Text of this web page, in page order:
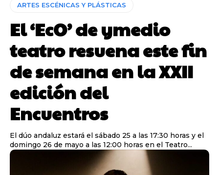
ARTES ESCÉNICAS Y PLÁSTICAS
El ‘EcO’ de ymedio
teatro resuena este fin
de semana en la XXII
edición del
Encuentros
El dúo andaluz estará el sábado 25 a las 17:30 horas y el
domingo 26 de mayo a las 12:00 horas en el Teatro...